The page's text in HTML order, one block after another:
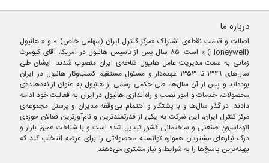
درباره ما
اصالت و قدمت نقطه‌ی اشتراک «مرکز کنترل ایران (سهامی خاص) » و « هانیول
(Honeywell) » است. ۸۵ سال پس از تاسیس هانیول در آمریکا، آقای کیومرث
زمانی به سمت مدیریت عامل هانیول شاخه‌ی ایران منصوب شدند. ایشان طی
سال‌های ۱۳۴۹ تا ۱۳۵۳ عهده‌دار و مسئول مستقیم کسب‌وکار هانیول در ایران
بوده‌اند و پس از آن سال‌ها، طی حکمی رسمی از هانیول به عنوان ارائه‌دهنده‌ی
محصولات، خدمات و امور نصب و راه‌اندازی هانیول در ایران به فعالیت خود ادامه
دادند. در گذر سال‌ها و با پشتکار و اهتمام بی‌وقفه مدیران و پرسنل مجموعه‌ی
مرکز کنترل ایران، این شرکت به یکی از قدرتمندترین و نام‌آورترین فعالان حوزه‌ی
اتوماسیونِ صنعتی و ساختمانی کشور تبدیل شده است و با شناخت عمیق بازار و
درک نیازهای مشتریان همواره توانسته محصولاتی را برای عرضه انتخاب کند که
بهینه‌ترین پاسخ‌ها را به شرایط و نیاز مشتری می‌دهند.